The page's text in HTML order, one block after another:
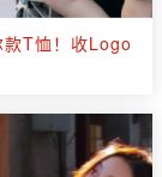
T恤！收Logo